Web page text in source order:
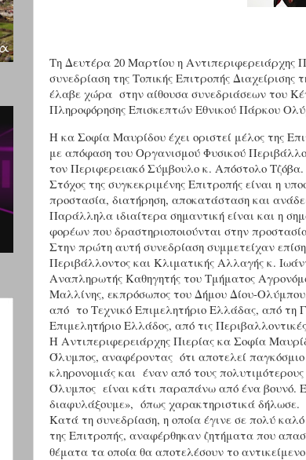
Τη Δευτέρα 20 Μαρτίου η Αντιπεριφερειάρχης
συνεδρίαση της Τοπικής Επιτροπής
έλαβε χώρα στην αίθουσα συνεδριάσεων του
Πληροφόρησης Επισκεπτών Εθνικού Πάρκου
Η κα Σοφία Μαυρίδου έχει οριστεί μέλος της
με απόφαση του Οργανισμού Φυσικού
τον Περιφερειακό Σύμβουλο κ. Απόστολο Τζόβα.
Στόχος της συγκεκριμένης Επιτροπής είναι η
προστασία, διατήρηση, αποκατάσταση και
Παράλληλα ιδιαίτερα σημαντική είναι και η
φορέων που δραστηριοποιούνται στην
Στην πρώτη αυτή συνεδρίαση συμμετείχαν
Περιβάλλοντος και Κλιματικής Αλλαγής κ.
Αναπληρωτής Καθηγητής του Τμήματος
Μαλλίνης, εκπρόσωπος του Δήμου Δίου-
από το Τεχνικό Επιμελητήριο Ελλάδας, από τη
Επιμελητήριο Ελλάδος, από τις
Η Αντιπεριφερειάρχης Πιερίας κα Σοφία
Όλυμπος, αναφέροντας ότι αποτελεί παγκόσμιο
κληρονομιάς και έναν από τους
Όλυμπος είναι κάτι παραπάνω από ένα βουνό.
διαφυλάξουμε», όπως χαρακτηριστικά δήλωσε.
Κατά τη συνεδρίαση, η οποία έγινε σε πολύ
της Επιτροπής, αναφέρθηκαν ζητήματα που
θέματα τα οποία θα αποτελέσουν το